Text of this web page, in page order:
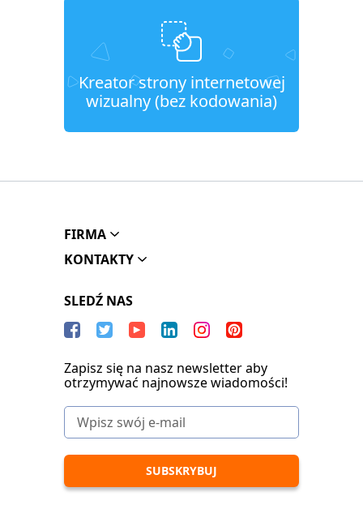
Kreator strony internetowej
wizualny (bez kodowania)
FIRMA
KONTAKTY
SLEDŹ NAS
Zapisz się na nasz newsletter aby
otrzymywać najnowsze wiadomości!